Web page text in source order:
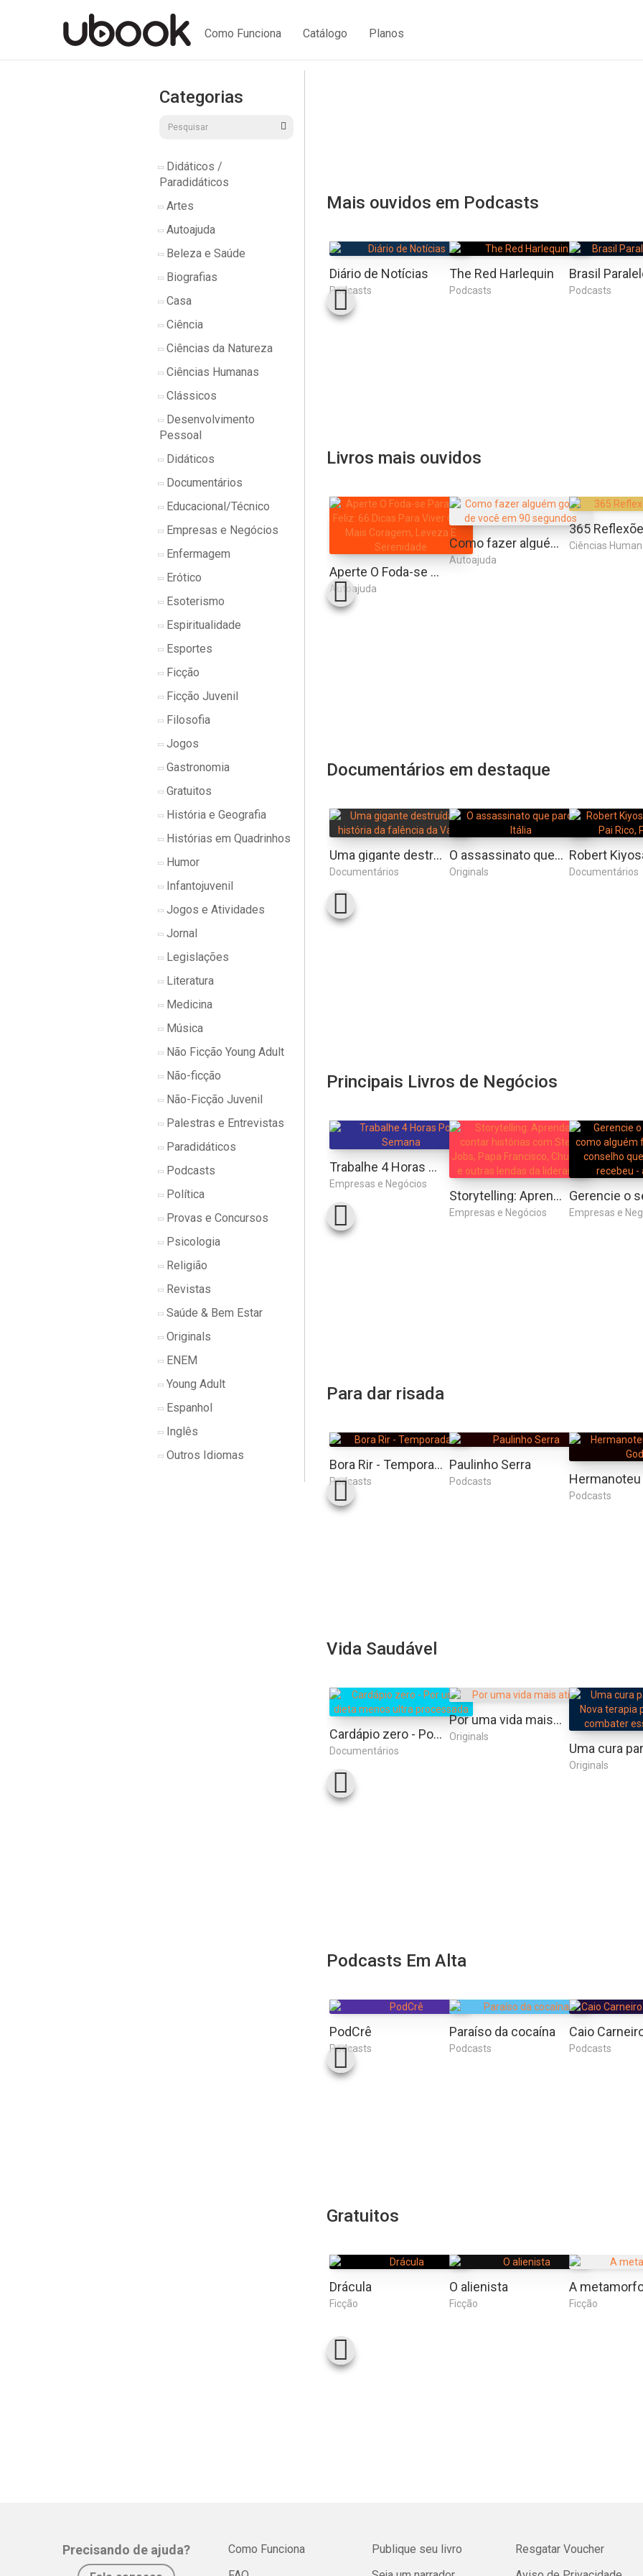
Como Funciona Catálogo Planos
Categorias
Didáticos /
Paradidáticos
Artes
Autoajuda
Beleza e Saúde
Biografias
Casa
Ciência
Ciências da Natureza
Ciências Humanas
Clássicos
Desenvolvimento
Pessoal
Didáticos
Documentários
Educacional/Técnico
Empresas e Negócios
Enfermagem
Erótico
Esoterismo
Espiritualidade
Esportes
Ficção
Ficção Juvenil
Filosofia
Jogos
Gastronomia
Gratuitos
História e Geografia
Histórias em Quadrinhos
Humor
Infantojuvenil
Jogos e Atividades
Jornal
Legislações
Literatura
Medicina
Música
Não Ficção Young Adult
Não-ficção
Não-Ficção Juvenil
Palestras e Entrevistas
Paradidáticos
Podcasts
Política
Provas e Concursos
Psicologia
Religião
Revistas
Saúde & Bem Estar
Originals
ENEM
Young Adult
Espanhol
Inglês
Outros Idiomas
Mais ouvidos em Podcasts
Diário de Notícias
Podcasts
The Red Harlequin
Podcasts Podcasts
Livros mais ouvidos
Aperte O Foda-se Para Ser Feliz: 66 Dicas Para Viver Com Mais Coragem, Leveza E Serenidade
Autoajuda
Como fazer alguém gostar de você em 90 segundos
Autoajuda
Ciências
Documentários em destaque
Uma gigante destruída: a história da falência da Varig
Documentários
O assassinato que parou a Itália
Originals Documentários
Principais Livros de Negócios
Trabalhe 4 Horas Por Semana
Empresas e Negócios
Storytelling: Aprenda a contar histórias com Steve Jobs, Papa Francisco, Churchill e outras lendas da liderança
Empresas e Negócios Empresas e
Para dar risada
Bora Rir - Temporada 1
Podcasts
Paulinho Serra
Podcasts
Podcasts
Vida Saudável
Cardápio zero - Por uma dieta menos ultra processada
Documentários
Por uma vida mais ativa
Originals
Originals
Podcasts Em Alta
PodCrê
Podcasts
Paraíso da cocaína
Podcasts Podcasts
Gratuitos
Drácula
Ficção
O alienista
Ficção
A
Ficção
Precisando de ajuda?
Como Funciona
Publique seu livro
Resgatar Voucher